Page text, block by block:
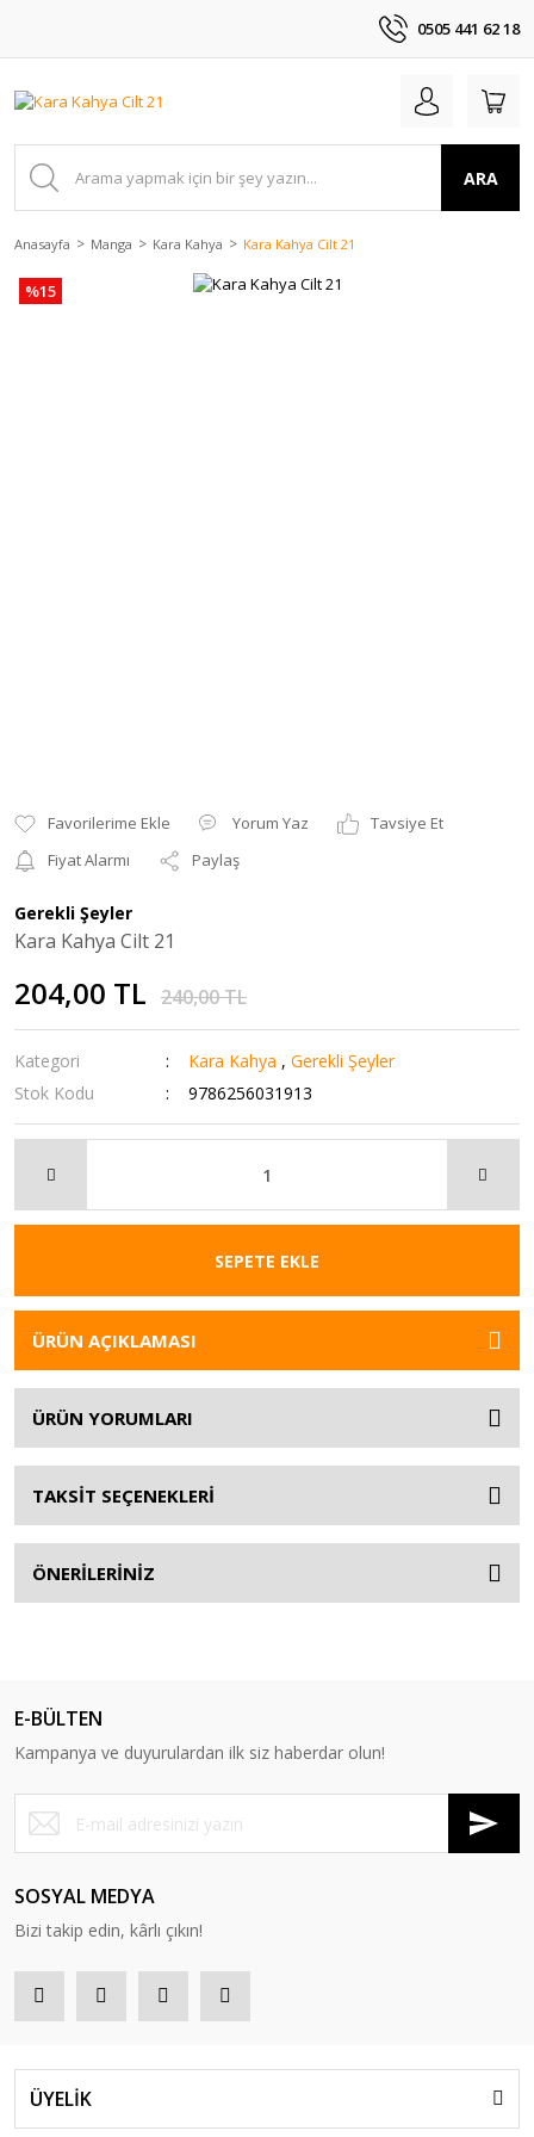
0505 441 62 18
ARA
Anasayfa Manga Kara Kahya Kara Kahya Cilt 21
%15
Yorum Yaz
Tavsiye Et
Fiyat Alarmı
Paylaş
Gerekli Şeyler
Kara Kahya Cilt 21
204,00 TL 240,00 TL
Kategori Kara Kahya ,Gerekli Şeyler
Stok Kodu
9786256031913
SEPETE EKLE
ÜRÜN AÇIKLAMASI
ÜRÜN YORUMLARI
TAKSİT SEÇENEKLERİ
ÖNERİLERİNİZ
E-BÜLTEN
Kampanya ve duyurulardan ilk siz haberdar olun!
SOSYAL MEDYA
Bizi takip edin, kârlı çıkın!
ÜYELİK